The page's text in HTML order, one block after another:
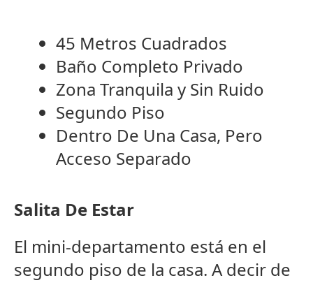
45 Metros Cuadrados
Baño Completo Privado
Zona Tranquila y Sin Ruido
Segundo Piso
Dentro De Una Casa, Pero
Acceso Separado
Salita De Estar
El mini-departamento está en el
segundo piso de la casa. A decir de